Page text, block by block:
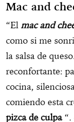
Mac and
“El mac and
como si me
la salsa de
reconfortante:
cocina,
comiendo esta
pizca de culpa